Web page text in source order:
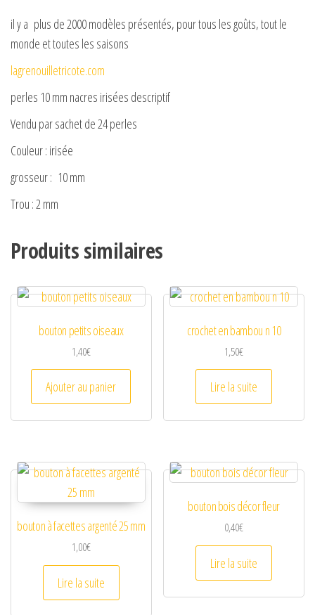
il y a plus de 2000 modèles présentés, pour tous les goûts, tout le
monde et toutes les saisons
lagrenouilletricote.com
perles 10 mm nacres irisées descriptif
Vendu par sachet de 24 perles
Couleur : irisée
grosseur : 10 mm
Trou : 2 mm
Produits similaires
bouton petits oiseaux
1,40€
Ajouter au panier
crochet en bambou n 10
1,50€
Lire la suite
bouton à facettes argenté 25 mm
1,00€
Lire la suite
bouton bois décor fleur
0,40€
Lire la suite